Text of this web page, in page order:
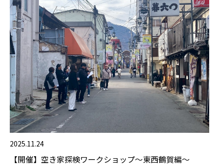
2025.11.24
【開催】空き家探検ワークショップ～東西鶴賀編～